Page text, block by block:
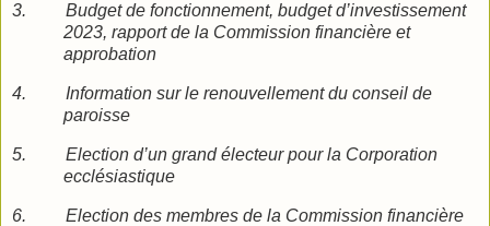
3.
Budget de fonctionnement, budget d’investissement
2023, rapport de la Commission financière et
approbation
4.
Information sur le renouvellement du conseil de
paroisse
5.
Election d’un grand électeur pour la Corporation
ecclésiastique
6.
Election des membres de la Commission financière